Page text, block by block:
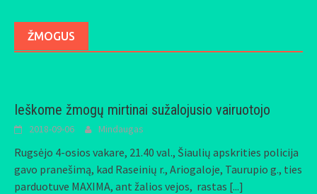
ŽMOGUS
Ieškome žmogų mirtinai sužalojusio vairuotojo
2018-09-06 Mindaugas
Rugsėjo 4-osios vakare, 21.40 val., Šiaulių apskrities policija
gavo pranešimą, kad Raseinių r., Ariogaloje, Taurupio g., ties
parduotuve MAXIMA, ant žalios vejos, rastas [...]